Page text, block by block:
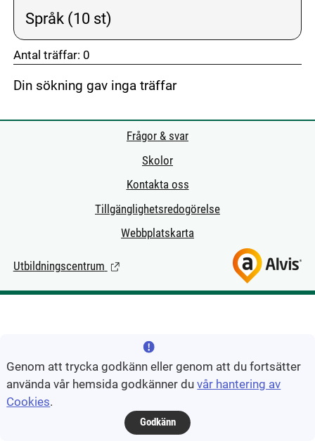
Vald kategori:
Språk (10 st)
Antal träffar: 0
don't click me don't click me
Din sökning gav inga träffar
Frågor & svar
Skolor
Kontakta oss
Tillgänglighetsredogörelse
Webbplatskarta
Utbildningscentrum (Länk till extern sida.)
Genom att trycka godkänn eller genom att du fortsätter
använda vår hemsida godkänner duvår hantering av
Cookies.
Godkänn